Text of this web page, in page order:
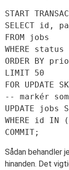
START
SELECT id,
FROM jobs
WHERE
ORDER BY
LIMIT 50
FOR UPDATE
-- markér
UPDATE
WHERE id
COMMIT;
Sådan behandler
hinanden. Det